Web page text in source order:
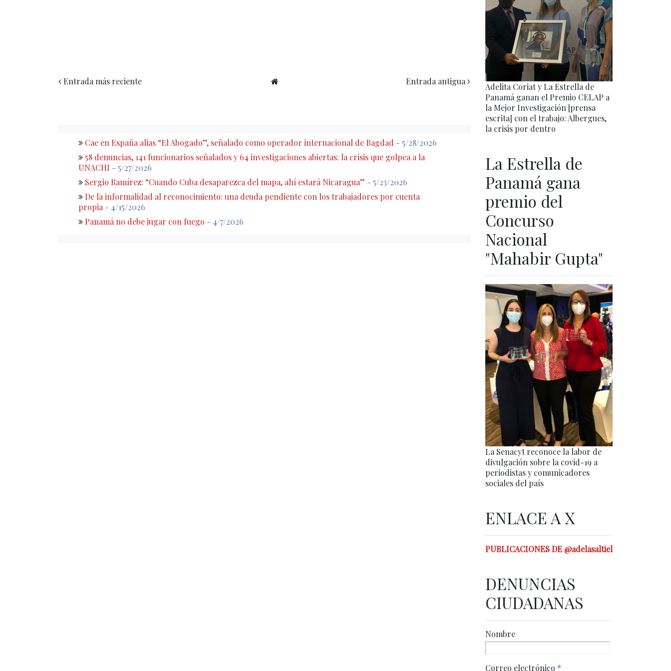
Entrada más reciente Entrada antigua
Cae en España alias “El Abogado”, señalado como operador internacional de Bagdad - 5/28/2026
58 denuncias, 141 funcionarios señalados y 64 investigaciones abiertas: la crisis que golpea a la
UNACHI - 5/27/2026
Sergio Ramírez: “Cuando Cuba desaparezca del mapa, ahí estará Nicaragua” - 5/23/2026
De la informalidad al reconocimiento: una deuda pendiente con los trabajadores por cuenta
propia - 4/15/2026
Panamá no debe jugar con fuego - 4/7/2026
Adelita Coriat y La Estrella de
Panamá ganan el Premio CELAP a
la Mejor Investigación [prensa
escrita] con el trabajo: Albergues,
la crisis por dentro
La Estrella de
Panamá gana
premio del
Concurso
Nacional
"Mahabir Gupta"
La Senacyt reconoce la labor de
divulgación sobre la covid-19 a
periodistas y comunicadores
sociales del país
ENLACE A X
PUBLICACIONES DE @adelasaltiel
DENUNCIAS
CIUDADANAS
Nombre
Correo electrónico *